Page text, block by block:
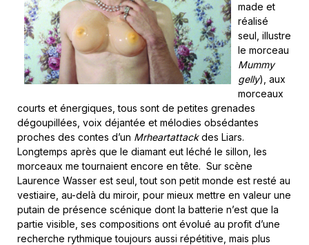
made et
réalisé
seul, illustre
le morceau
Mummy
gelly), aux
morceaux
courts et énergiques, tous sont de petites grenades
dégoupillées, voix déjantée et mélodies obsédantes
proches des contes d’un Mrheartattackdes Liars.
Longtemps après que le diamant eut léché le sillon, les
morceaux me tournaient encore en tête. Sur scène
Laurence Wasser est seul, tout son petit monde est resté au
vestiaire, au-delà du miroir, pour mieux mettre en valeur une
putain de présence scénique dont la batterie n’est que la
partie visible, ses compositions ont évolué au profit d’une
recherche rythmique toujours aussi répétitive, mais plus